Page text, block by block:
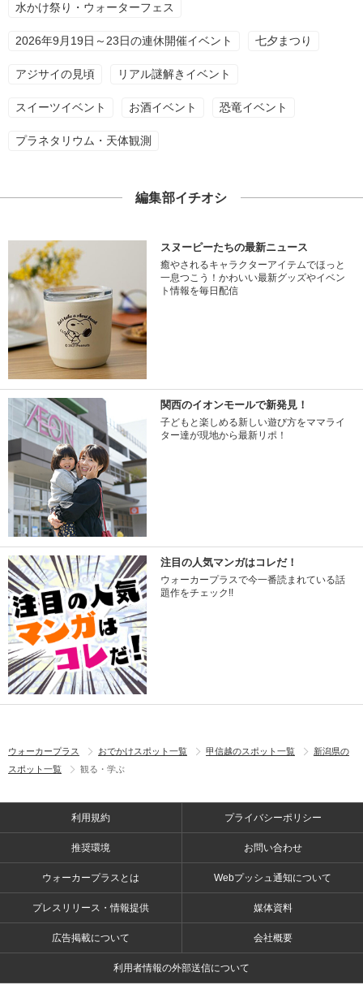
水かけ祭り・ウォーターフェス
2026年9月19日～23日の連休開催イベント 七夕まつり
アジサイの見頃 リアル謎解きイベント
スイーツイベント お酒イベント 恐竜イベント
プラネタリウム・天体観測
編集部イチオシ
スヌーピーたちの最新ニュース
癒やされるキャラクターアイテムでほっと
一息つこう！かわいい最新グッズやイベン
ト情報を毎日配信
関西のイオンモールで新発見！
子どもと楽しめる新しい遊び方をママライ
ター達が現地から最新リポ！
注目の人気マンガはコレだ！
ウォーカープラスで今一番読まれている話
題作をチェック!!
ウォーカープラス おでかけスポット一覧 甲信越のスポット一覧
新潟県の
スポット一覧
観る・学ぶ
利用規約 プライバシーポリシー
推奨環境 お問い合わせ
ウォーカープラスとは Webプッシュ通知について
プレスリリース・情報提供 媒体資料
広告掲載について 会社概要
利用者情報の外部送信について